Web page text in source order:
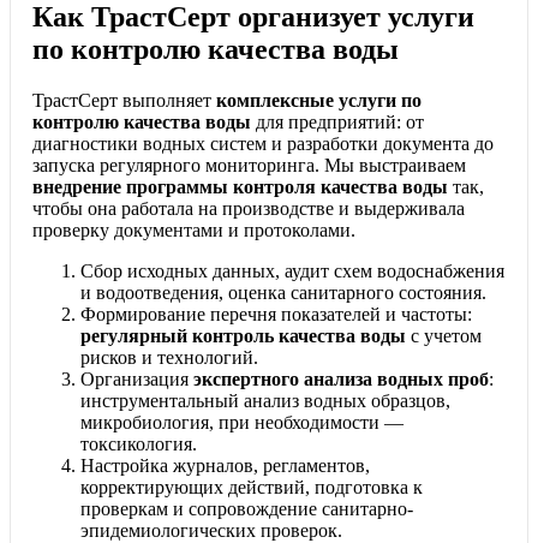
Как ТрастСерт организует услуги
по контролю качества воды
ТрастСерт выполняет комплексные услуги по
контролю качества воды для предприятий: от
диагностики водных систем и разработки документа до
запуска регулярного мониторинга. Мы выстраиваем
внедрение программы контроля качества воды так,
чтобы она работала на производстве и выдерживала
проверку документами и протоколами.
Сбор исходных данных, аудит схем водоснабжения
и водоотведения, оценка санитарного состояния.
Формирование перечня показателей и частоты:
регулярный контроль качества воды с учетом
рисков и технологий.
Организация экспертного анализа водных проб:
инструментальный анализ водных образцов,
микробиология, при необходимости —
токсикология.
Настройка журналов, регламентов,
корректирующих действий, подготовка к
проверкам и сопровождение санитарно-
эпидемиологических проверок.